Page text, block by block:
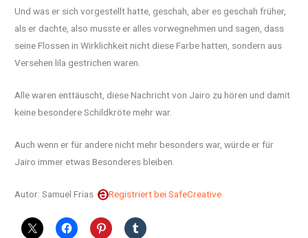
Und was er sich vorgestellt hatte, geschah, aber es geschah früher,
als er dachte, also musste er alles vorwegnehmen und sagen, dass
seine Flossen in Wirklichkeit nicht diese Farbe hatten, sondern aus
Versehen lila gestrichen waren.
Alle waren enttäuscht, diese Nachricht von Jairo zu hören und damit
keine besondere Schildkröte mehr war.
Auch wenn er für andere nicht mehr besonders war, würde er für
Jairo immer etwas Besonderes bleiben.
Autor: Samuel Frias Registriert bei SafeCreative